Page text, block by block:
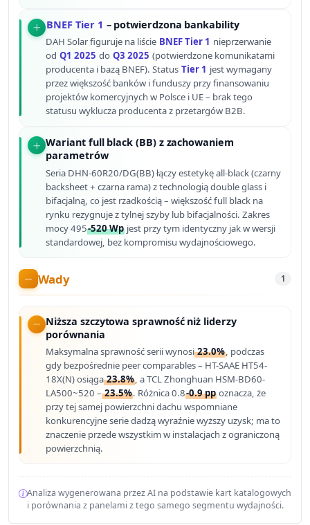
BNEF Tier 1 – potwierdzona bankability
DAH Solar figuruje na liście BNEF Tier 1 nieprzerwanie
od Q1 2025 do Q3 2025 (potwierdzone komunikatami
producenta i bazą BNEF). Status Tier 1 jest wymagany
przez większość banków i funduszy przy finansowaniu
projektów komercyjnych w Polsce i UE – brak tego
statusu wyklucza producenta z przetargów B2B.
Wariant full black (BB) z zachowaniem
parametrów
Seria DHN-60R20/DG(BB) łączy estetykę all-black (czarny
backsheet + czarna rama) z technologią double glass i
bifacjalną, co jest rzadkością – większość full black na
rynku rezygnuje z tylnej szyby lub bifacjalności. Zakres
mocy 495-520 Wp jest przy tym identyczny jak w wersji
standardowej, bez kompromisu wydajnościowego.
Wady 1
Niższa szczytowa sprawność niż liderzy
porównania
Maksymalna sprawność serii wynosi23.0%, podczas
gdy bezpośrednie peer comparables – HT-SAAE HT54-
18X(N) osiąga23.8%, a TCL Zhonghuan HSM-BD60-
LA500~520 –23.5%. Różnica 0.8-0.9 pp oznacza, że
przy tej samej powierzchni dachu wspomniane
konkurencyjne serie dadzą wyraźnie wyższy uzysk; ma to
znaczenie przede wszystkim w instalacjach z ograniczoną
powierzchnią.
Analiza wygenerowana przez AI na podstawie kart katalogowych
i porównania z panelami z tego samego segmentu wydajności.